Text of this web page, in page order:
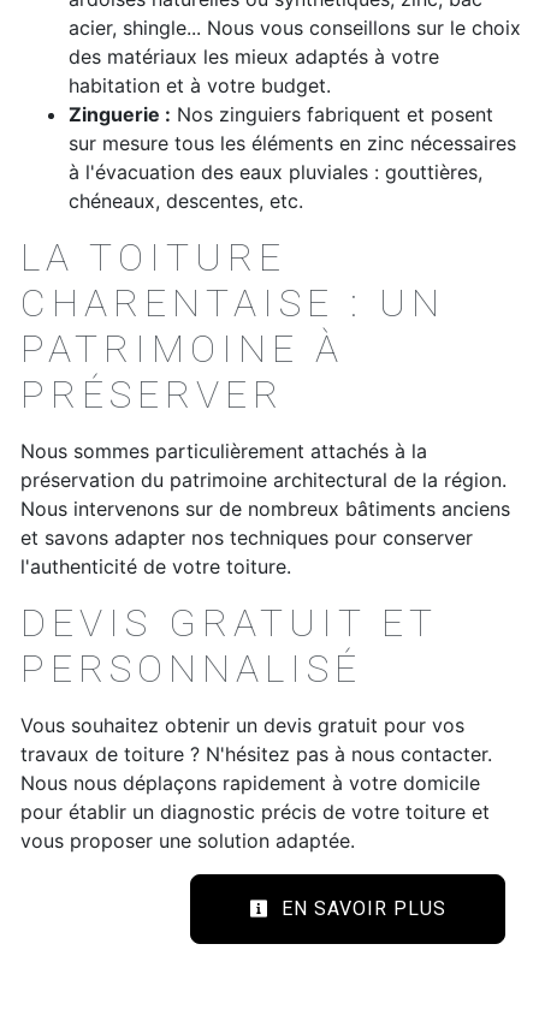
acier, shingle... Nous vous conseillons sur le choix
des matériaux les mieux adaptés à votre
habitation et à votre budget.
Zinguerie : Nos zinguiers fabriquent et posent
sur mesure tous les éléments en zinc nécessaires
à l'évacuation des eaux pluviales : gouttières,
chéneaux, descentes, etc.
LA TOITURE
CHARENTAISE : UN
PATRIMOINE À
PRÉSERVER
Nous sommes particulièrement attachés à la
préservation du patrimoine architectural de la région.
Nous intervenons sur de nombreux bâtiments anciens
et savons adapter nos techniques pour conserver
l'authenticité de votre toiture.
DEVIS GRATUIT ET
PERSONNALISÉ
Vous souhaitez obtenir un devis gratuit pour vos
travaux de toiture ? N'hésitez pas à nous contacter.
Nous nous déplaçons rapidement à votre domicile
pour établir un diagnostic précis de votre toiture et
vous proposer une solution adaptée.
EN SAVOIR PLUS